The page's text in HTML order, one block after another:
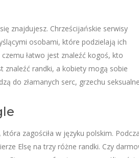
znajdujesz. Chrześcijańskie serwisy
osobami, które podzielają ich
łatwo jest znaleźć kogoś, kto
randki, a kobiety mogą sobie
do złamanych serc, grzechu
zagościła w języku polskim.
Elsę na trzy różne randki. Czy